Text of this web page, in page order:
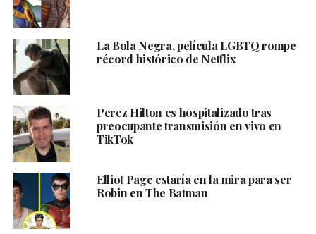
La Bola Negra, película LGBTQ rompe
récord histórico de Netflix
Perez Hilton es hospitalizado tras
preocupante transmisión en vivo en
TikTok
Elliot Page estaría en la mira para ser
Robin en The Batman